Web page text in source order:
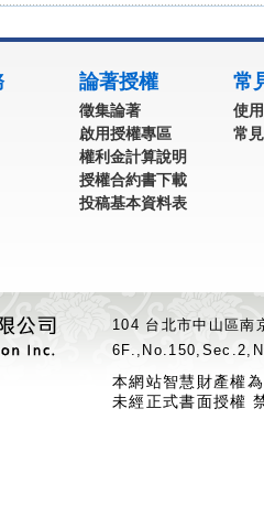
論著授權
徵集論著
啟用授權專區
權利金計算說明
授權合約書下載
投稿基本資料表
常
使
常
104 台北市中山區
本網站智慧財產權
未經正式書面授權